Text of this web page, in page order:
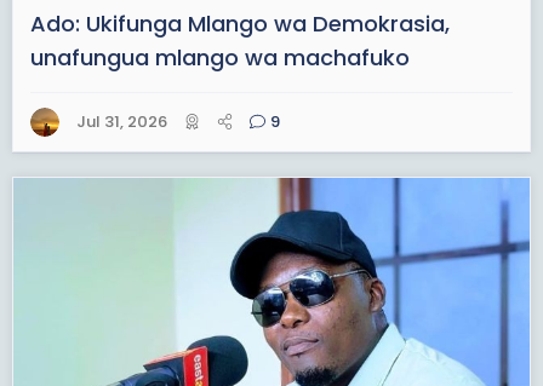
Ado: Ukifunga Mlango wa Demokrasia,
unafungua mlango wa machafuko
Jul 31, 2026 9